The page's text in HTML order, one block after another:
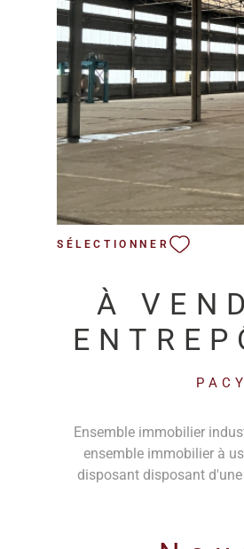
SÉLECTIONNER
À
À
Ensemble immobilier
ensemble immobilier à
disposant disposant
(vacants) Terrain de 10 000